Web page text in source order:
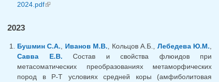
2024.pdf(внешняя ссылка)
2023
Бушмин С.А. Иванов М.В. , Кольцов А.Б., Лебедева Ю.М.
Савва Е.В. Состав и свойства флюидов при
метасоматических преобразованиях метаморфических
пород в Р-Т условиях средней коры (амфиболитовая